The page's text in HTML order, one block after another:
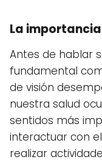
La
Antes de hablar
fundamental
de visión
nuestra salud
sentidos más
interactuar con
realizar